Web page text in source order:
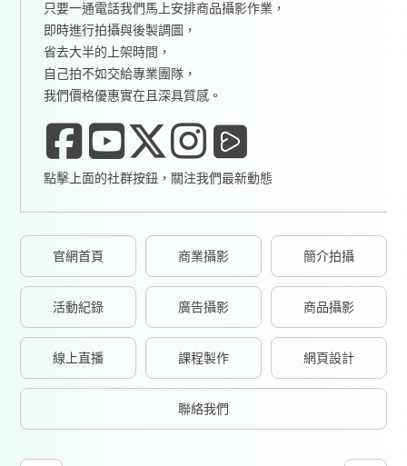
只要一通電話我們馬上安排商品攝影作業，
即時進行拍攝與後製調圖，
省去大半的上架時間，
自己拍不如交給專業團隊，
我們價格優惠實在且深具質感。
點擊上面的社群按鈕，關注我們最新動態
官網首頁 商業攝影 簡介拍攝
活動紀錄 廣告攝影 商品攝影
線上直播 課程製作 網頁設計
聯絡我們